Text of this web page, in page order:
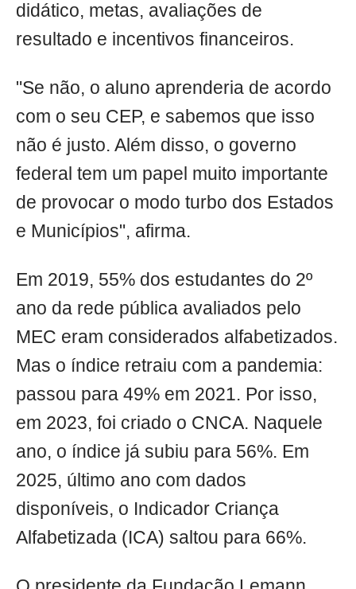
didático, metas, avaliações de
resultado e incentivos financeiros.
"Se não, o aluno aprenderia de acordo
com o seu CEP, e sabemos que isso
não é justo. Além disso, o governo
federal tem um papel muito importante
de provocar o modo turbo dos Estados
e Municípios", afirma.
Em 2019, 55% dos estudantes do 2º
ano da rede pública avaliados pelo
MEC eram considerados alfabetizados.
Mas o índice retraiu com a pandemia:
passou para 49% em 2021. Por isso,
em 2023, foi criado o CNCA. Naquele
ano, o índice já subiu para 56%. Em
2025, último ano com dados
disponíveis, o Indicador Criança
Alfabetizada (ICA) saltou para 66%.